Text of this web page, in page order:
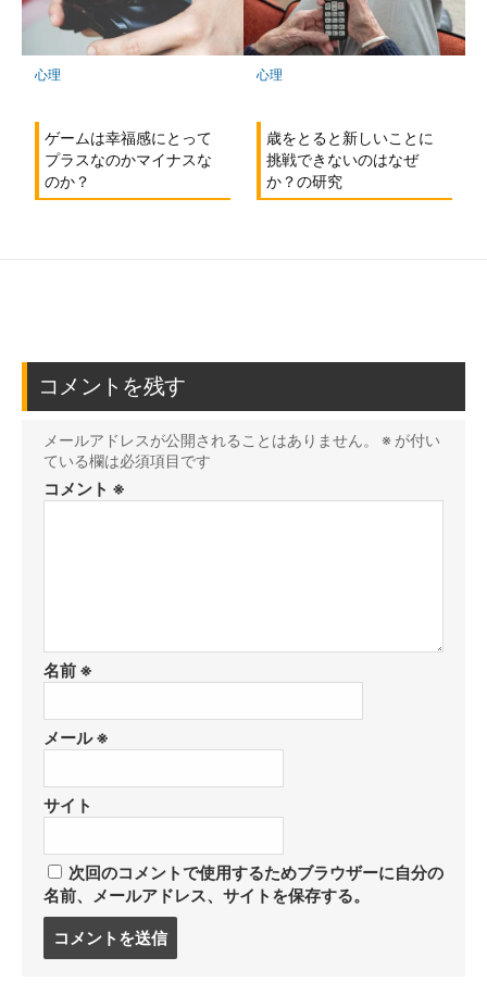
心理
ゲームは幸福感にとって
プラスなのかマイナスな
のか？
心理
歳をとると新しいことに
挑戦できないのはなぜ
か？の研究
コメントを残す
メールアドレスが公開されることはありません。 ※ が付い
ている欄は必須項目です
コメント ※
名前 ※
メール※
サイト
次回のコメントで使用するためブラウザーに自分の
名前、メールアドレス、サイトを保存する。